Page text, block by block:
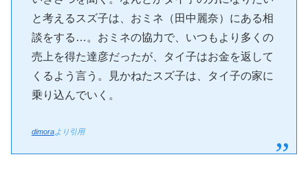
と考えるスズ子は、おミネ（田中麗奈）にある相
談をする…。おミネの協力で、いつもより多くの
売上を得た達彦だったが、タイ子はお金を返して
くるよう言う。見かねたスズ子は、タイ子の家に
乗り込んでいく。
dimoraより引用